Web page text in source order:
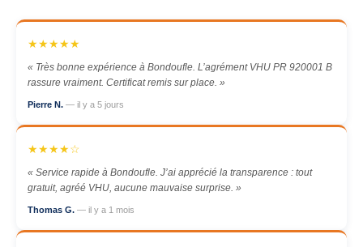
★★★★★
« Très bonne expérience à Bondoufle. L’agrément VHU PR 920001 B
rassure vraiment. Certificat remis sur place. »
Pierre N. — il y a 5 jours
★★★★☆
« Service rapide à Bondoufle. J’ai apprécié la transparence : tout
gratuit, agréé VHU, aucune mauvaise surprise. »
Thomas G. — il y a 1 mois